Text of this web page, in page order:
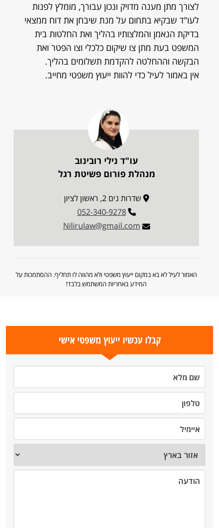
לצורך מתן מענה מדויק ונכון עבורך, מומלץ לפנות
לעו"ד שבקיא בתחום על מנת שיבחן את דוח ממצאי
בדיקת הנאמן והמלצותיו בהליך ואת החלטות בית
המשפט בעת מתן צו שיקום כלכלי וצו הפטר ואת
הבקשה וההחלטה להקדמת תשלומים בהליך.
אין באמור לעיל כדי להוות ייעוץ משפטי מחייב.
עו"ד נילי רובינוב
מנהלת פורום פשיטת רגל
שדרות נים 2, ראשון לציון
052-340-9278
Nilirulaw@gmail.com
האמור לעיל לא בא במקום ייעוץ משפטי ולא מהווה לו תחליף. ההסתמכות על
המידע באחריות המשתמש בלבד!
קבלו עכשיו ייעוץ משפטי אישי